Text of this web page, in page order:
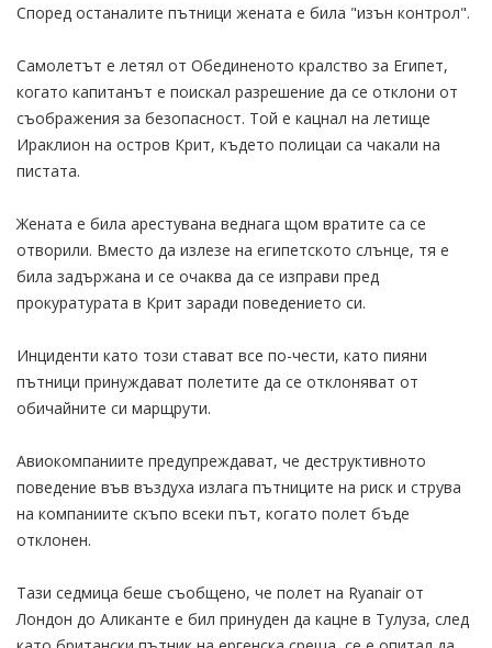
Според останалите пътници жената е била "изън контрол".
Самолетът е летял от Обединеното кралство за Египет,
когато капитанът е поискал разрешение да се отклони от
съображения за безопасност. Той е кацнал на летище
Ираклион на остров Крит, където полицаи са чакали на
пистата.
Жената е била арестувана веднага щом вратите са се
отворили. Вместо да излезе на египетското слънце, тя е
била задържана и се очаква да се изправи пред
прокуратурата в Крит заради поведението си.
Инциденти като този стават все по-чести, като пияни
пътници принуждават полетите да се отклоняват от
обичайните си марщрути.
Авиокомпаниите предупреждават, че деструктивното
поведение във въздуха излага пътниците на риск и струва
на компаниите скъпо всеки път, когато полет бъде
отклонен.
Тази седмица беше съобщено, че полет на Ryanair от
Лондон до Аликанте е бил принуден да кацне в Тулуза, след